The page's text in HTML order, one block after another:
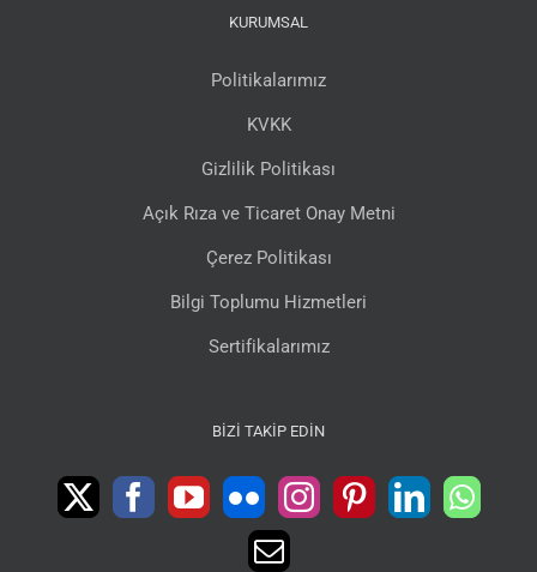
KURUMSAL
Politikalarımız
KVKK
Gizlilik Politikası
Açık Rıza ve Ticaret Onay Metni
Çerez Politikası
Bilgi Toplumu Hizmetleri
Sertifikalarımız
BIZI TAKIP EDIN